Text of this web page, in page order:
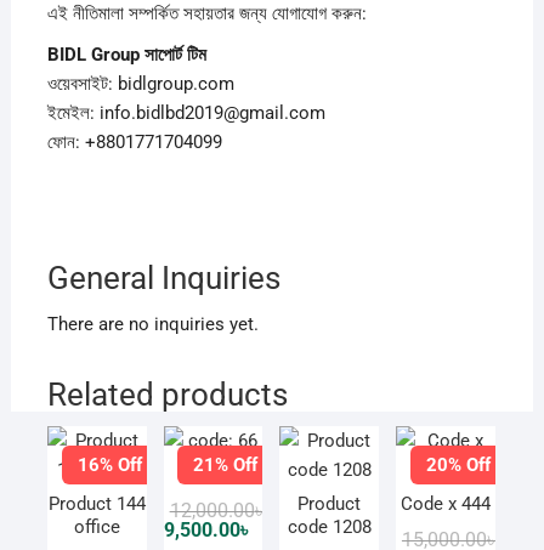
এই নীতিমালা সম্পর্কিত সহায়তার জন্য যোগাযোগ করুন:
BIDL Group সাপোর্টটিম
ওয়েবসাইট: bidlgroup.com
ইমেইল: info.bidlbd2019@gmail.com
ফোন: +8801771704099
General Inquiries
There are no inquiries yet.
Related products
16% Off
Product 144
office
21% Off
code: 66
12,000.00৳
Original
price
9,500.00৳
Current
price
Product
code 1208
20% Off
Code x 444
15,000.00৳